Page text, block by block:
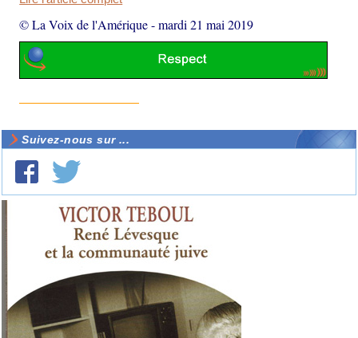
© La Voix de l'Amérique-mardi 21 mai 2019
Suivez-nous sur ...